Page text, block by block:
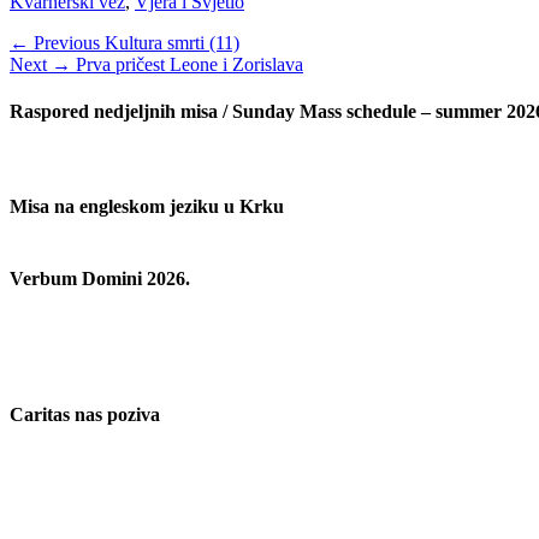
Navigacija
objava
← Previous Previous
post:
Kultura smrti (11)
Next → Next
Prva pričest Leone i Zorislava
Raspored nedjeljnih misa / Sunday Mass schedule – summer
Misa na engleskom jeziku u Krku
Verbum Domini 2026.
Caritas nas poziva